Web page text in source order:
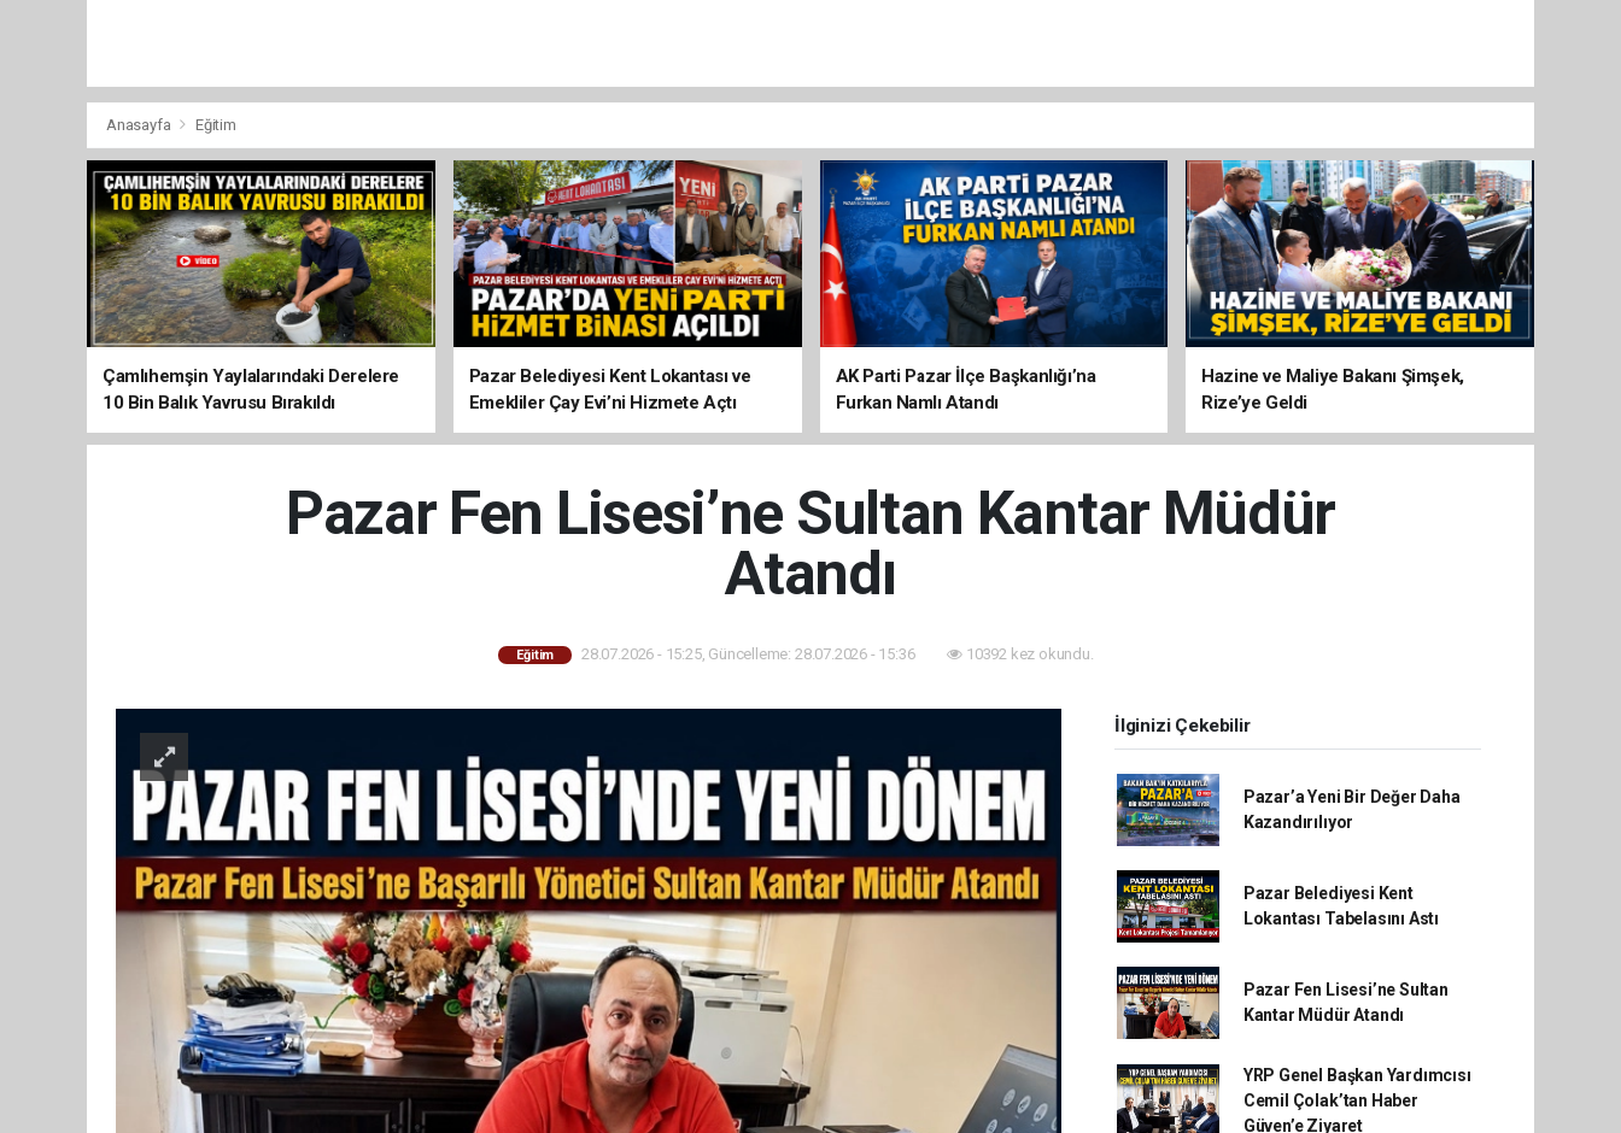
Anasayfa Eğitim
Çamlıhemşin Yaylalarındaki Derelere
10 Bin Balık Yavrusu Bırakıldı
Pazar Belediyesi Kent Lokantası ve
Emekliler Çay Evi’ni Hizmete Açtı
AK Parti Pazar İlçe Başkanlığı’na
Furkan Namlı Atandı
Hazine ve Maliye Bakanı Şimşek,
Rize’ye Geldi
Pazar Fen Lisesi’ne Sultan Kantar Müdür
Atandı
Eğitim 28.07.2026 - 15:25, Güncelleme: 28.07.2026 - 15:36 10392 kez okundu.
İlginizi Çekebilir
Pazar’a Yeni Bir Değer Daha
Kazandırılıyor
Pazar Belediyesi Kent
Lokantası Tabelasını Astı
Pazar Fen Lisesi’ne Sultan
Kantar Müdür Atandı
YRP Genel Başkan Yardımcısı
Cemil Çolak’tan Haber
Güven’e Ziyaret